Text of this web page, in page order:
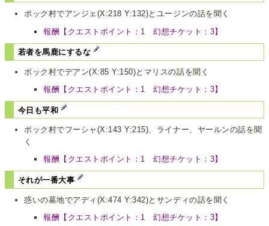
ボック村でアンジェ(X:218 Y:132)とユージンの話を聞く
報酬【クエストポイント：1 幻想チケット：3】
若者を馬鹿にするな
ボック村でデアン(X:85 Y:150)とマリスの話を聞く
報酬【クエストポイント：1 幻想チケット：3】
今日も平和
ボック村でフーシャ(X:143 Y:215)、ライナー、ヤールンの話を聞
く
報酬【クエストポイント：1 幻想チケット：3】
それが一番大事
惑いの墓地でアディ(X:474 Y:342)とサンディの話を聞く
報酬【クエストポイント：1 幻想チケット：3】